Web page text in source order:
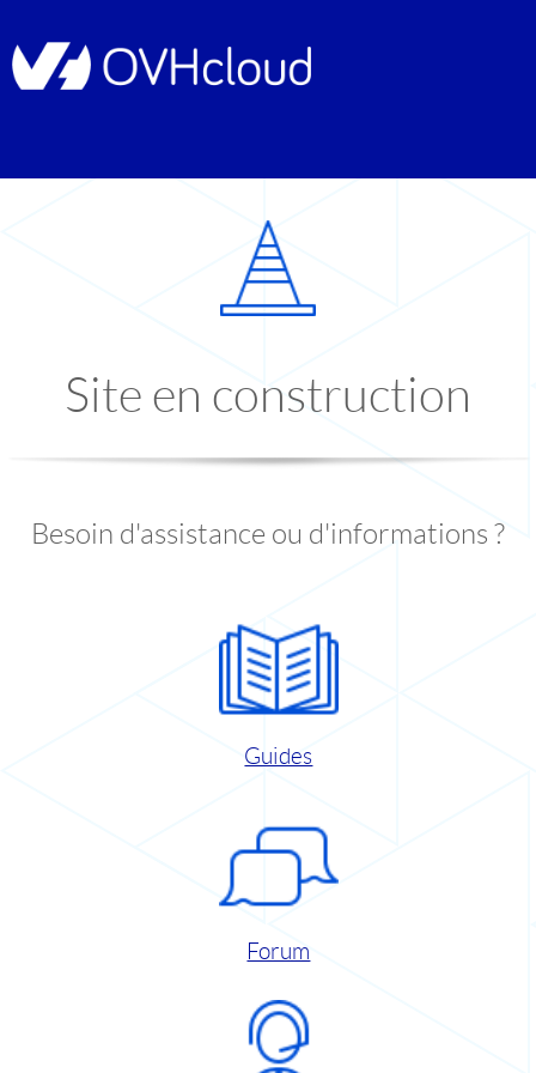
Site en construction
Besoin d'assistance ou d'informations ?
Guides
Forum